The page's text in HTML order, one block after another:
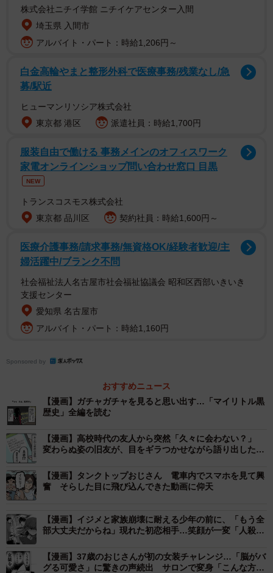
小学4年生の夏、高円寺くんが自宅で遊んでいると、お母さ
んから友達が来たと知らされます。玄関には1年前に転校
し、1度も遊んだことのない元隣のクラスのハジメ君の姿が
ありました。
母に何度聞いても訪ねてきた友人はハジメ君（高円寺くん提供）
ジメ君に誘われ、小学校の校庭へサッカーをしに向かいま
す。ところがその道中、高円寺くんは事の真相に気づいて
ハッとしました。
3/16
何でハジメ君は自分を訪ねたのか全く分からない高円寺くん（高円寺く
ん提供）
株式会社ニチイ学館 ニチイケアセンター入間
埼玉県 入間市
アルバイト・パート：時給1,206円～
白金高輪やまと整形外科で医療事務/残業なし/急
募/駅近
ヒューマンリソシア株式会社
東京都 港区
派遣社員：時給1,700円
服装自由で働ける 事務メインのオフィスワーク
家電オンラインショップ問い合わせ窓口 目黒
NEW
トランスコスモス株式会社
東京都 品川区
契約社員：時給1,600円～
医療介護事務/請求事務/無資格OK/経験者歓迎/主
婦活躍中/ブランク不問
社会福祉法人名古屋市社会福祉協議会 昭和区西部いきいき
支援センター
愛知県 名古屋市
アルバイト・パート：時給1,160円
Sponsored by
おすすめニュース
【漫画】ガチャガチャを見ると思い出す…「マイリトル黒
歴史」全編を読む
【漫画】高校時代の友人から突然「久々に会わない？」
変わらぬ姿の旧友が、目をギラつかせながら語り出したこ
【漫画】タンクトップおじさん 電車内でスマホを見て興
奮 そらした目に飛び込んできた動画に仰天
【漫画】イジメと家族崩壊に耐える少年の前に、「もう全
部大丈夫だからね」現れた初恋相手…笑顔が一変「人殺し
【漫画】37歳のおじさんが初の女装チャレンジ…「脳がバ
グる可愛さ」に驚きの声続出 サロンで変身「こんな方法